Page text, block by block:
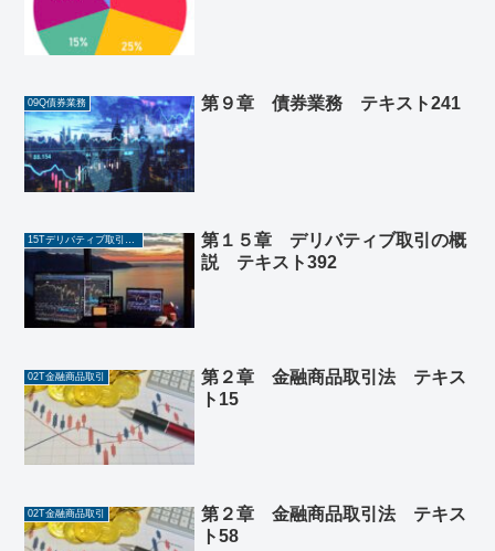
09Q債券業務 第９章 債券業務 テキスト241
15Tデリバティブ取引の概説
第１５章 デリバティブ取引の概
説 テキスト392
02T金融商品取引
第２章 金融商品取引法 テキス
ト15
02T金融商品取引
第２章 金融商品取引法 テキス
ト58